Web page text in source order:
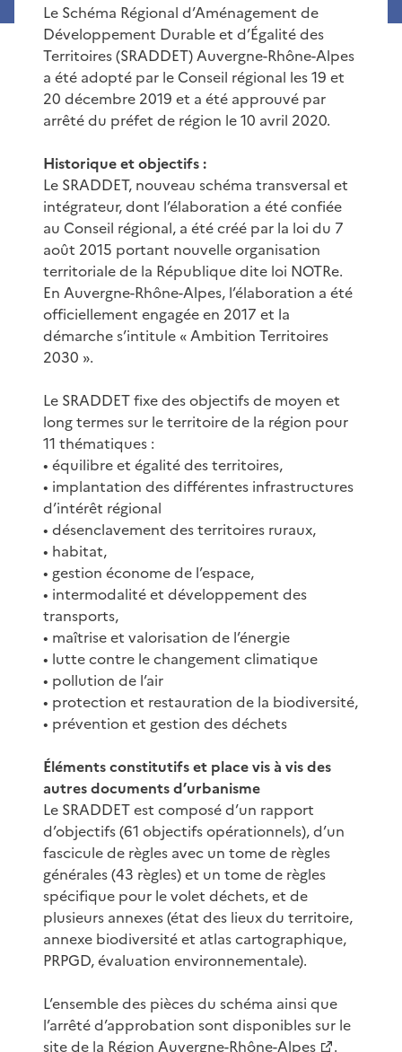
Le Schéma Régional d’Aménagement de
Développement Durable et d’Égalité des
Territoires (SRADDET) Auvergne-Rhône-Alpes
a été adopté par le Conseil régional les 19 et
20 décembre 2019 et a été approuvé par
arrêté du préfet de région le 10 avril 2020.
Historique et objectifs :
Le SRADDET, nouveau schéma transversal et
intégrateur, dont l’élaboration a été confiée
au Conseil régional, a été créé par la loi du 7
août 2015 portant nouvelle organisation
territoriale de la République dite loi NOTRe.
En Auvergne-Rhône-Alpes, l’élaboration a été
officiellement engagée en 2017 et la
démarche s’intitule « Ambition Territoires
2030 ».
Le SRADDET fixe des objectifs de moyen et
long termes sur le territoire de la région pour
11 thématiques :
• équilibre et égalité des territoires,
• implantation des différentes infrastructures
d’intérêt régional
• désenclavement des territoires ruraux,
• habitat,
• gestion économe de l’espace,
• intermodalité et développement des
transports,
• maîtrise et valorisation de l’énergie
• lutte contre le changement climatique
• pollution de l’air
• protection et restauration de la biodiversité,
• prévention et gestion des déchets
Éléments constitutifs et place vis à vis des
autres documents d’urbanisme
Le SRADDET est composé d’un rapport
d’objectifs (61 objectifs opérationnels), d’un
fascicule de règles avec un tome de règles
générales (43 règles) et un tome de règles
spécifique pour le volet déchets, et de
plusieurs annexes (état des lieux du territoire,
annexe biodiversité et atlas cartographique,
PRPGD, évaluation environnementale).
L’ensemble des pièces du schéma ainsi que
l’arrêté d’approbation sont disponibles sur le
site de la Région Auvergne-Rhône-Alpes
.